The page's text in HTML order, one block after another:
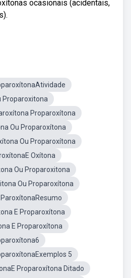
ocasionais (acidentais,
Proparoxitona
Proparoxítona
Ou Proparoxítona
Ou Proparoxítona
Oxítona
Ou Proparoxitona
Ou Proparoxítona
E Proparoxítona
E Proparoxítona
5
Proparoxítona Ditado